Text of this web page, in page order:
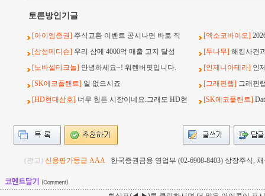
토론방인기글
[아이엠증권] 주식교환 이벤트 공시나면 바로 직 [엑소코바이오]
[삼성메디슨] 우리 삼메 4000억 매출 고지 달성 [두나무] 해킹사건
[노바셀테크놀] 안녕하세요~! 워렌버핏입니다. [인제니아테라] 인
[SK에코플랜트] 일 없으시죠 [그래핀랩] 그래핀
[HD현대삼호] 너무 힘든 시장이네요.그래도 HD현 [SK에코플랜트]
(광고) 신용평가등급 AAA 한국증권금융 영업부 (02-6908-8403) 상장주식,